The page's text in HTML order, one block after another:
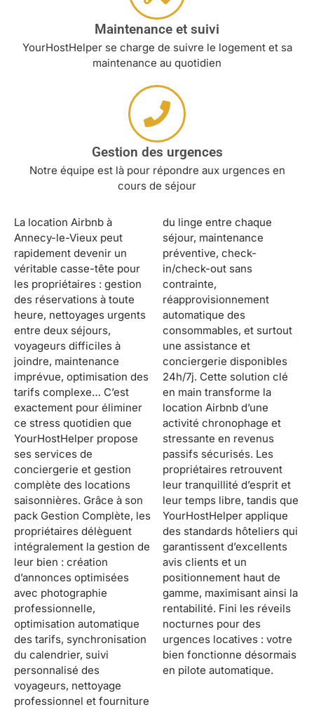
Maintenance et suivi
YourHostHelper se charge de suivre le logement et sa
maintenance au quotidien
Gestion des urgences
Notre équipe est là pour répondre aux urgences en
cours de séjour
La location Airbnb à
Annecy-le-Vieux peut
rapidement devenir un
véritable casse-tête pour
les propriétaires : gestion
des réservations à toute
heure, nettoyages urgents
entre deux séjours,
voyageurs difficiles à
joindre, maintenance
imprévue, optimisation des
tarifs complexe… C’est
exactement pour éliminer
ce stress quotidien que
YourHostHelper propose
ses services de
conciergerie et gestion
complète des locations
saisonnières. Grâce à son
pack Gestion Complète, les
propriétaires délèguent
intégralement la gestion de
leur bien : création
d’annonces optimisées
avec photographie
professionnelle,
optimisation automatique
des tarifs, synchronisation
du calendrier, suivi
personnalisé des
voyageurs, nettoyage
professionnel et fourniture
du linge entre chaque
séjour, maintenance
préventive, check-
in/check-out sans
contrainte,
réapprovisionnement
automatique des
consommables, et surtout
une assistance et
conciergerie disponibles
24h/7j. Cette solution clé
en main transforme la
location Airbnb d’une
activité chronophage et
stressante en revenus
passifs sécurisés. Les
propriétaires retrouvent
leur tranquillité d’esprit et
leur temps libre, tandis que
YourHostHelper applique
des standards hôteliers qui
garantissent d’excellents
avis clients et un
positionnement haut de
gamme, maximisant ainsi la
rentabilité. Fini les réveils
nocturnes pour des
urgences locatives : votre
bien fonctionne désormais
en pilote automatique.